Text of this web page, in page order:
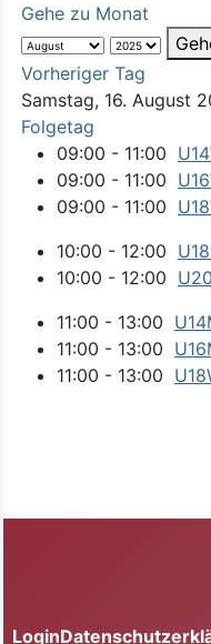
Gehe zu Monat
Vorheriger Tag
Samstag, 16. August
Folgetag
09:00 - 11:00
09:00 - 11:00
09:00 - 11:00
10:00 - 12:00
10:00 - 12:00
11:00 - 13:00
11:00 - 13:00
11:00 - 13:00
Login